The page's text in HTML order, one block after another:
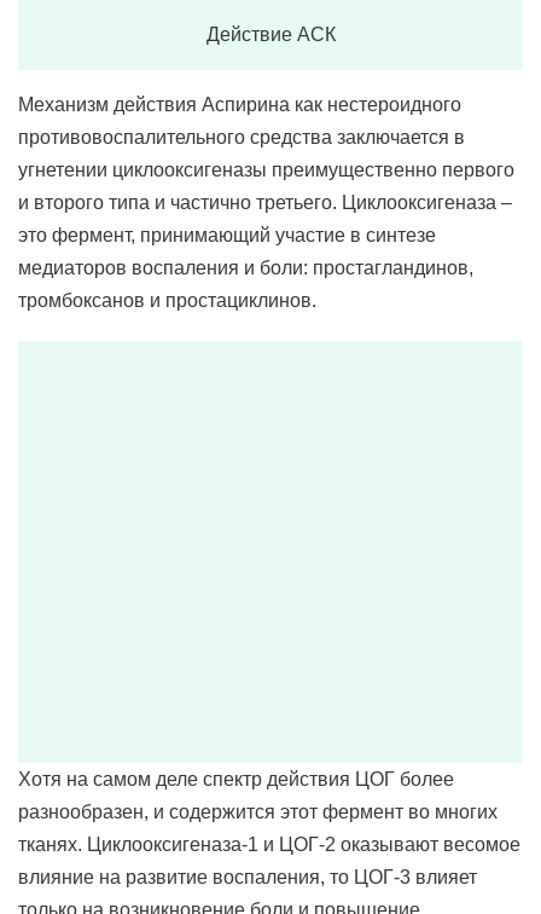
Действие АСК
Механизм действия Аспирина как нестероидного
противовоспалительного средства заключается в
угнетении циклооксигеназы преимущественно первого
и второго типа и частично третьего. Циклооксигеназа –
это фермент, принимающий участие в синтезе
медиаторов воспаления и боли: простагландинов,
тромбоксанов и простациклинов.
Хотя на самом деле спектр действия ЦОГ более
разнообразен, и содержится этот фермент во многих
тканях. Циклооксигеназа-1 и ЦОГ-2 оказывают весомое
влияние на развитие воспаления, то ЦОГ-3 влияет
только на возникновение боли и повышение